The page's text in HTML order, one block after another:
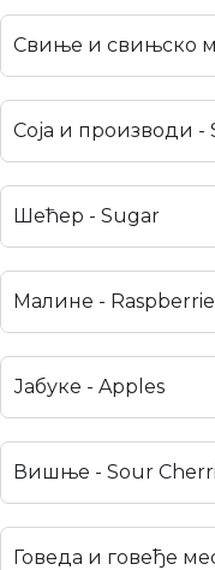
Свиње и свињско
Соја и производи -
Шећер - Sugar
Малине -
Јабуке - Apples
Вишње - Sour
Говеда и говеђе